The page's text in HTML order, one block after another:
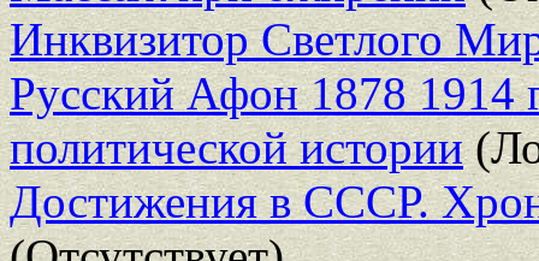
Инквизитор Светлого
Русский Афон 1878 1914
политической истории
Достижения в СССР.